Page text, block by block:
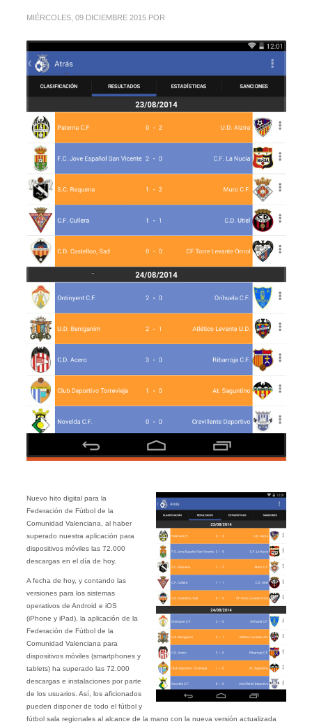
MIÉRCOLES, 09 DICIEMBRE 2015 POR
Nuevo hito digital para la
Federación de Fútbol de la
Comunidad Valenciana, al haber
superado nuestra aplicación para
dispositivos móviles las 72.000
descargas en el día de hoy.
A fecha de hoy, y contando las
versiones para los sistemas
operativos de Android e iOS
(iPhone y iPad), la aplicación de la
Federación de Fútbol de la
Comunidad Valenciana para
dispositivos móviles (smartphones y
tablets) ha superado las 72.000
descargas e instalaciones por parte
de los usuarios. Así, los aficionados
pueden disponer de todo el fútbol y
fútbol sala regionales al alcance de la mano con la nueva versión actualizada